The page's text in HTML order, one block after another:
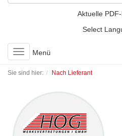
Aktuelle
Select
Toggle
navigation
Menü
Sie sind hier: Nach Lieferant